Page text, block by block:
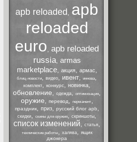
apb reloaded , apb
reloaded
euro, apb reloaded
russia, armas
marketplace, акция, армас,
блиц-новости, видео, ивент, иннова,
комплект, конкурс, новинка,
обновление, одежда, оптимизация,
оружие, перевод, перманент,
праздник, приз, русский блог apb,
скидки, скины для оружия, скриншоты,
список изменений, статья,
технические работы, халява, ящик
джокера